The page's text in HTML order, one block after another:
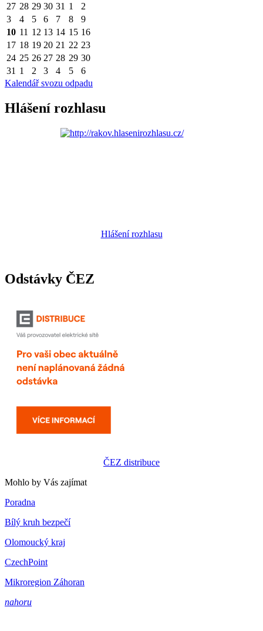
27 28 29 30 31 1
2
3
4 5 6 7 8
9
10 11 12 13 14 15 16
17 18 19 20 21 22 23
24 25 26 27 28 29 30
31 1 2 3 4 5
6
Kalendář svozu odpadu
Hlášení rozhlasu
Hlášení rozhlasu
Odstávky ČEZ
ČEZ distribuce
Mohlo by Vás zajímat
Poradna
Bílý kruh bezpečí
Olomoucký kraj
CzechPoint
Mikroregion Záhoran
nahoru